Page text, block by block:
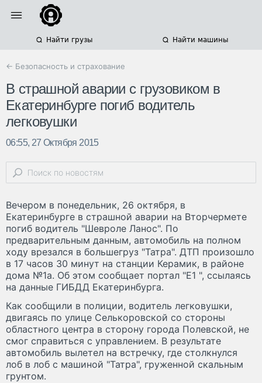
Найти грузы Найти машины
← Безопасность и страхование
В страшной аварии с грузовиком в
Екатеринбурге погиб водитель
легковушки
06:55, 27 Октября 2015
Вечером в понедельник, 26 октября, в
Екатеринбурге в страшной аварии на Вторчермете
погиб водитель "Шевроле Ланос". По
предварительным данным, автомобиль на полном
ходу врезался в большегруз "Татра". ДТП произошло
в 17 часов 30 минут на станции Керамик, в районе
дома №1а. Об этом сообщает портал "Е1 ", ссылаясь
на данные ГИБДД Екатеринбурга.
Как сообщили в полиции, водитель легковушки,
двигаясь по улице Селькоровской со стороны
областного центра в сторону города Полевской, не
смог справиться с управлением. В результате
автомобиль вылетел на встречку, где столкнулся
лоб в лоб с машиной "Татра", груженной скальным
грунтом.